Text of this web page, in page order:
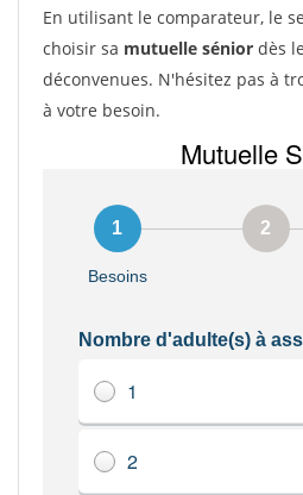
En utilisant le comparateur, le
choisir sa mutuelle sénior dès
déconvenues. N'hésitez pas à
à votre besoin.